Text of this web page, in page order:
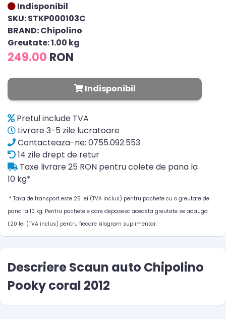
Indisponibil
SKU: STKP000103C
BRAND: Chipolino
Greutate: 1.00 kg
249.00 RON
Indisponibil
Pretul include TVA
Livrare 3-5 zile lucratoare
Contacteaza-ne: 0755.092.553
14 zile drept de retur
Taxe livrare 25 RON pentru colete de pana la
10 kg*
* Taxa de transport este 25 lei (TVA inclus) pentru pachete cu o greutate de
pana la 10 kg. Pentru pachetele care depasesc aceasta greutate se adauga
1.20 lei (TVA inclus) pentru fiecare kilogram suplimentar.
Descriere Scaun auto Chipolino
Pooky coral 2012